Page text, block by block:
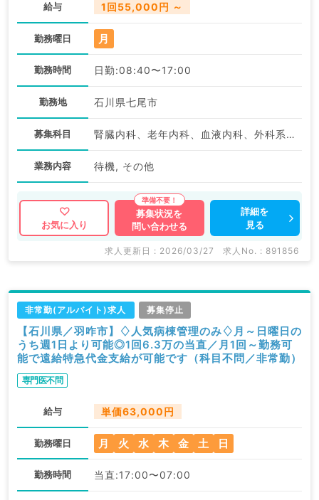
給与 1回55,000円 ～
勤務曜日 月
勤務時間 日勤:08:40〜17:00
勤務地 石川県七尾市
募集科目 腎臓内科、老年内科、血液内科、外科系全般、一般外科、消化器外科、膠原病科、大腸・肛門外科、神経内科、整形外科、形成外科、脳神経外科、呼吸器外科、一般内科、循環器内科、呼吸器内科、消化器内科、内分泌・代謝内科
業務内容 待機, その他
お気に入り
募集状況を
問い合わせる
詳細を
見る
求人更新日 : 2026/03/27 求人No. : 891856
非常勤(アルバイト)求人 募集停止
【石川県／羽咋市】♢人気病棟管理のみ♢月～日曜日の
うち週1日より可能◎1回6.3万の当直／月1回～勤務可
能で遠給特急代金支給が可能です（科目不問／非常勤）
専門医不問
給与 単価63,000円
勤務曜日 月 火 水 木 金 土 日
勤務時間 当直:17:00〜07:00